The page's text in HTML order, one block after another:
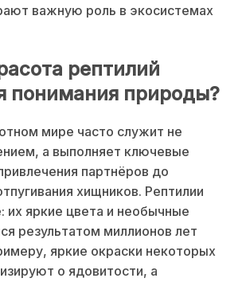
важную роль в экосистемах
рептилий
понимания природы?
мире часто служит не
а выполняет ключевые
партнёров до
хищников. Рептилии
их яркие цвета и необычные
результатом миллионов лет
яркие окраски некоторых
о ядовитости, а